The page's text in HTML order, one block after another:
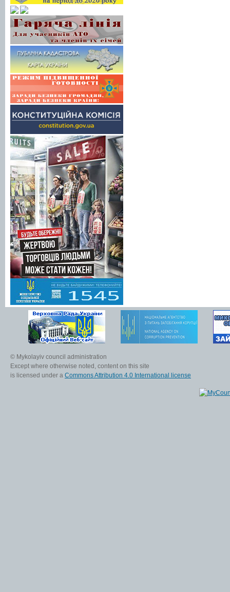
© Mykolayiv council administration
Except where otherwise noted, content on this site
is licensed under a Commons Attribution 4.0 International license